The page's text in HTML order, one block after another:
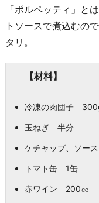
「ポルペッティ」と
トソースで煮込むの
タリ。
【材料】
冷凍の肉団子
玉ねぎ 半分
ケチャップ、ソー
トマト缶 1缶
赤ワイン 200㏄